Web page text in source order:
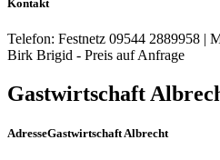
Kontakt
Telefon: Festnetz 09544 2889958 |
Birk Brigid - Preis auf Anfrage
Gastwirtschaft
AdresseGastwirtschaft Albrecht